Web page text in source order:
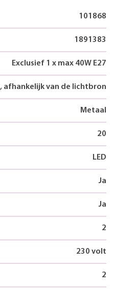
101868
1891383
Exclusief 1 x max 40W E27
afhankelijk van de lichtbron
Metaal
20
LED
Ja
Ja
2
230 volt
2